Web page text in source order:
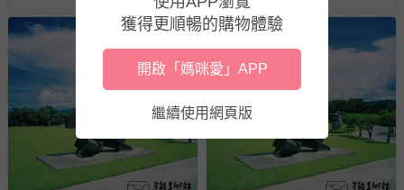
獲得更順暢的購物體驗
開啟「媽咪愛」APP
繼續使用網頁版